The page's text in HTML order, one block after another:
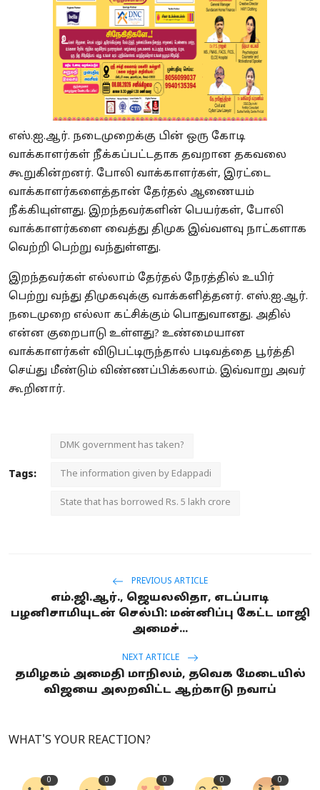
எஸ்.ஐ.ஆர். நடைமுறைக்கு பின் ஒரு கோடி
வாக்காளர்கள் நீக்கப்பட்டதாக தவறான தகவலை
கூறுகின்றனர். போலி வாக்காளர்கள், இரட்டை
வாக்காளர்களைத்தான் தேர்தல் ஆணையம்
நீக்கியுள்ளது. இறந்தவர்களின் பெயர்கள், போலி
வாக்காளர்களை வைத்து திமுக இவ்வளவு நாட்களாக
வெற்றி பெற்று வந்துள்ளது.
இறந்தவர்கள் எல்லாம் தேர்தல் நேரத்தில் உயிர்
பெற்று வந்து திமுகவுக்கு வாக்களித்தனர். எஸ்.ஐ.ஆர்.
நடைமுறை எல்லா கட்சிக்கும் பொதுவானது. அதில்
என்ன குறைபாடு உள்ளது? உண்மையான
வாக்காளர்கள் விடுபட்டிருந்தால் படிவத்தை பூர்த்தி
செய்து மீண்டும் விண்ணப்பிக்கலாம். இவ்வாறு அவர்
கூறினார்.
Tags:
DMK government has taken?
The information given by Edappadi
State that has borrowed Rs. 5 lakh crore
PREVIOUS ARTICLE
எம்.ஜி.ஆர்., ஜெயலலிதா, எடப்பாடி
பழனிசாமியுடன் செல்பி: மன்னிப்பு கேட்ட மாஜி
அமைச்...
NEXT ARTICLE
தமிழகம் அமைதி மாநிலம், தவெக மேடையில்
விஜயை அலறவிட்ட ஆற்காடு நவாப்
WHAT'S YOUR REACTION?
0 0 0 0 0